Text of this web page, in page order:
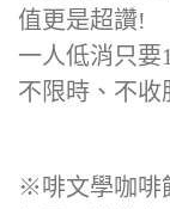
值更是超讚!
一人低消只要
不限時、不收
※啡文學咖啡